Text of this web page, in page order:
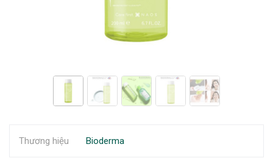
Thương hiệu Bioderma